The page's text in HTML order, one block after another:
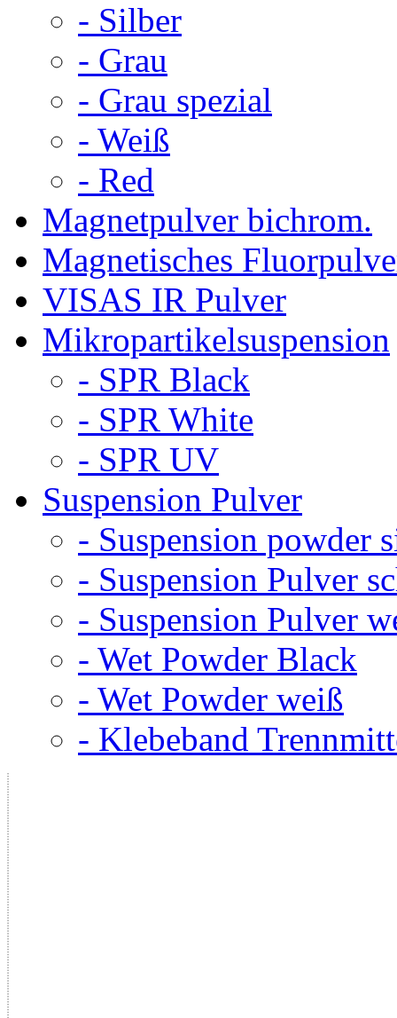
- Silber
- Grau
- Grau spezial
- Weiß
- Red
Magnetpulver bichrom.
Magnetisches
VISAS IR Pulver
Mikropartikelsuspension
- SPR Black
- SPR White
- SPR UV
Suspension Pulver
- Suspension powder
- Suspension Pulver
- Suspension Pulver
- Wet Powder Black
- Wet Powder weiß
- Klebeband